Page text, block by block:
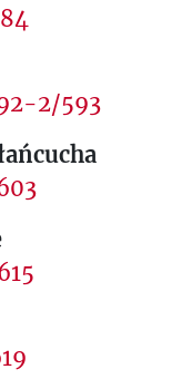
2/593